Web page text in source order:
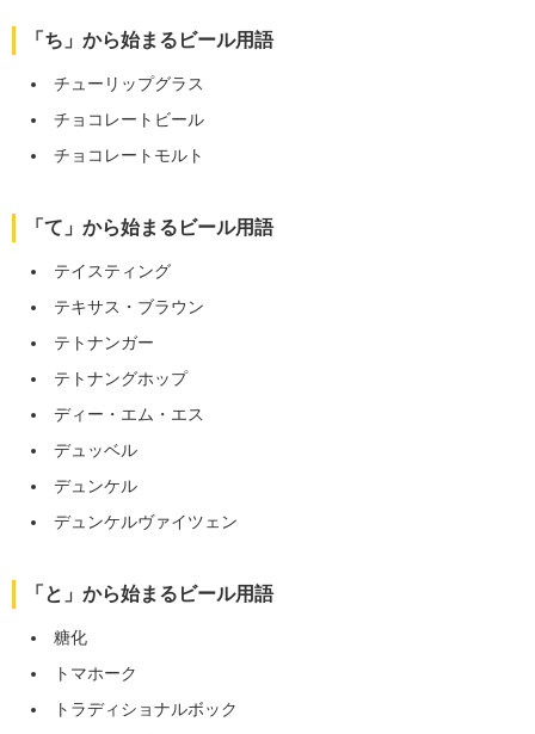
「ち」から始まるビール用語
チューリップグラス
チョコレートビール
チョコレートモルト
「て」から始まるビール用語
テイスティング
テキサス・ブラウン
テトナンガー
テトナングホップ
ディー・エム・エス
デュッベル
デュンケル
デュンケルヴァイツェン
「と」から始まるビール用語
糖化
トマホーク
トラディショナルボック